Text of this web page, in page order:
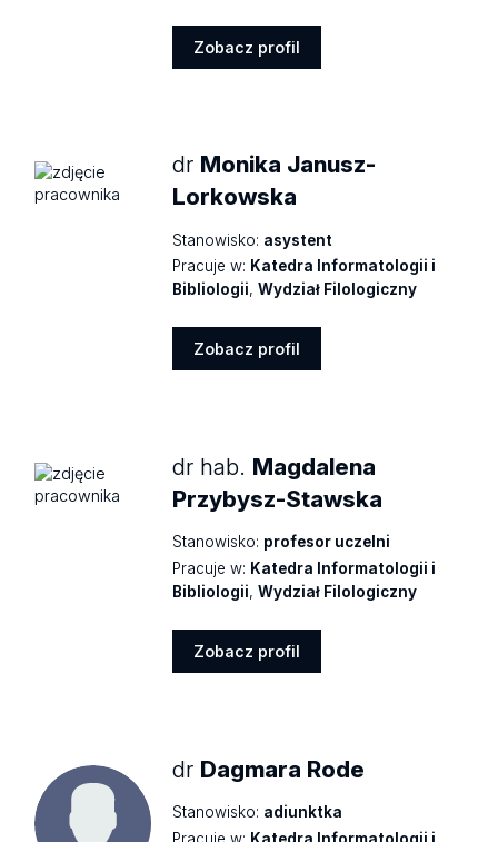
Zobacz profil
dr Monika Janusz-
Lorkowska
Stanowisko: asystent
Pracuje w: Katedra Informatologii i
Bibliologii,Wydział Filologiczny
Zobacz profil
dr hab. Magdalena
Przybysz-Stawska
Stanowisko: profesor uczelni
Pracuje w: Katedra Informatologii i
Bibliologii,Wydział Filologiczny
Zobacz profil
dr Dagmara Rode
Stanowisko: adiunktka
Pracuje w: Katedra Informatologii i